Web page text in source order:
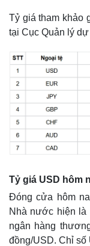
Tỷ giá tham khảo
tại Cục Quản lý
Tỷ giá USD hôm
Đóng cửa hôm
Nhà nước hiện là
ngân hàng
đồng/USD. Chỉ số